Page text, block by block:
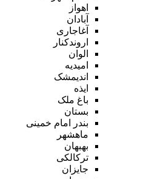
اهواز
آبادان
آغاجاری
اروندکنار
الوان
امیدیه
اندیمشک
ایذه
باغ ملک
بستان
بندر امام خمینی
ماهشهر
بهبهان
ترکالکی
جایزان